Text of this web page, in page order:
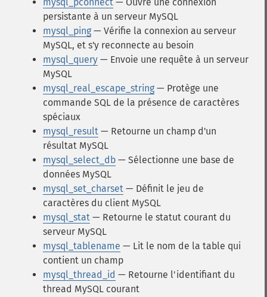
persistante à un serveur MySQL
mysql_ping — Vérifie la connexion au serveur
MySQL, et s'y reconnecte au besoin
mysql_query — Envoie une requête à un serveur
MySQL
mysql_real_escape_string — Protège une
commande SQL de la présence de caractères
spéciaux
mysql_result — Retourne un champ d'un
résultat MySQL
mysql_select_db — Sélectionne une base de
données MySQL
mysql_set_charset — Définit le jeu de
caractères du client MySQL
mysql_stat — Retourne le statut courant du
serveur MySQL
mysql_tablename — Lit le nom de la table qui
contient un champ
mysql_thread_id — Retourne l'identifiant du
thread MySQL courant